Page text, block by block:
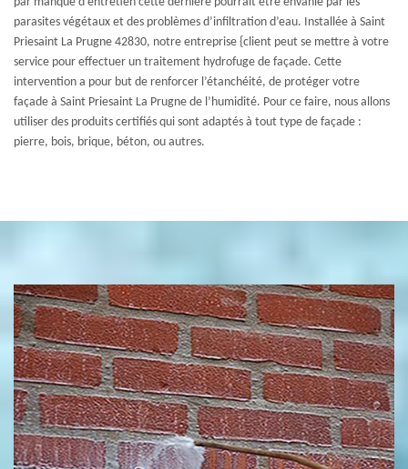
parasites végétaux et des problèmes d’infiltration d’eau. Installée à Saint
Priesaint La Prugne 42830, notre entreprise {client peut se mettre à votre
service pour effectuer un traitement hydrofuge de façade. Cette
intervention a pour but de renforcer l’étanchéité, de protéger votre
façade à Saint Priesaint La Prugne de l’humidité. Pour ce faire, nous allons
utiliser des produits certifiés qui sont adaptés à tout type de façade :
pierre, bois, brique, béton, ou autres.